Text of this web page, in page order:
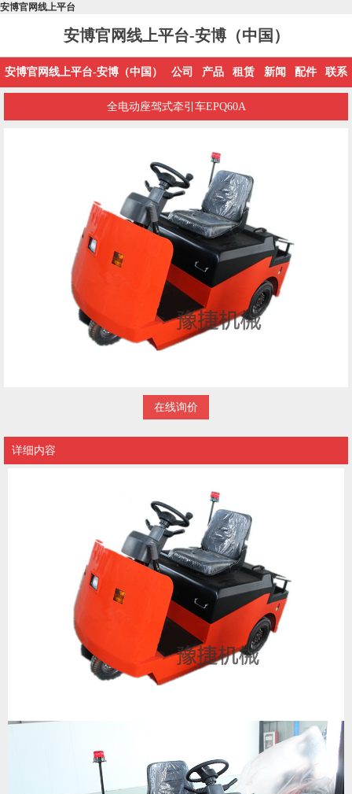
安博官网线上平台
安博官网线上平台-安博（中国）
安博官网线上平台-安博（中国） 公司 产品 租赁 新闻 配件 联系
全电动座驾式牵引车EPQ60A
在线询价
详细内容